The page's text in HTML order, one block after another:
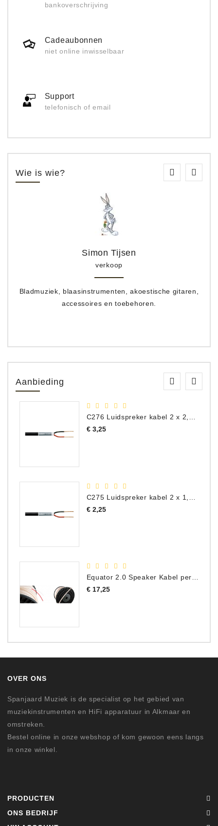
bankoverschrijving
Cadeaubonnen
niet online inwisselbaar
Support
telefonisch of email
Wie is wie?
Simon Tijsen
verkoop
Bladmuziek, blaasinstrumenten, akoestische gitaren,
accessoires en toebehoren.
Aanbieding
C276 Luidspreker kabel 2 x 2,50 mm² (per meter)
€ 3,25Prijs
€ 2,25Prijs
Equator 2.0 Speaker Kabel per meter
€ 17,25Prijs
OVER ONS
Spanjaard Muziek is de specialist op het gebied van
muziekinstrumenten en HiFi apparatuur in Alkmaar en
omstreken.
Bestel online in onze webshop of kom gewoon eens langs
in onze winkel.
PRODUCTEN
ONS BEDRIJF